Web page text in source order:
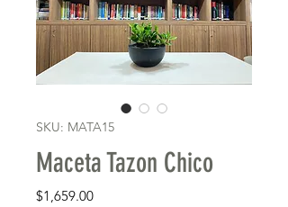
SKU: MATA15
Maceta Tazon Chico
$1,659.00Precio